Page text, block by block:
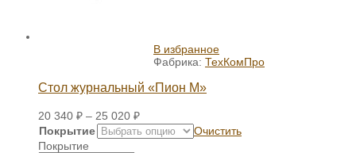
В избранное
Фабрика: ТехКомПро
Стол журнальный «Пион М»
20 340 ₽ – 25 020 ₽
Покрытие
Очистить
Покрытие